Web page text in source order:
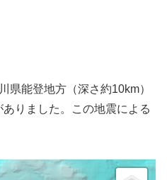
県能登地方（深さ約10km）
りました。この地震による